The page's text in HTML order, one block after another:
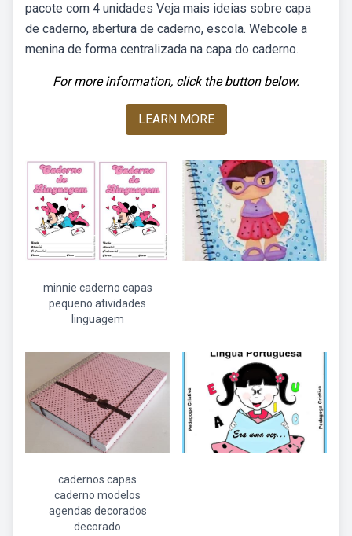
pacote com 4 unidades Veja mais ideias sobre capa
de caderno, abertura de caderno, escola. Webcole a
menina de forma centralizada na capa do caderno.
For more information, click the button below.
LEARN MORE
minnie caderno capas
pequeno atividades
linguagem
cadernos capas
caderno modelos
agendas decorados
decorado